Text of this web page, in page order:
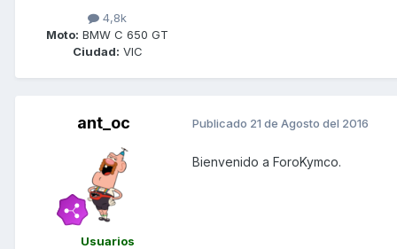
4,8k
Moto: BMW C 650 GT
Ciudad: VIC
ant_oc
Usuarios
Publicado 21 de Agosto del 2016
Bienvenido a ForoKymco.